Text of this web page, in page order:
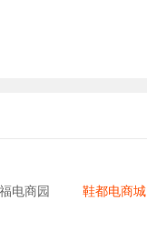
电商园 鞋都电商城